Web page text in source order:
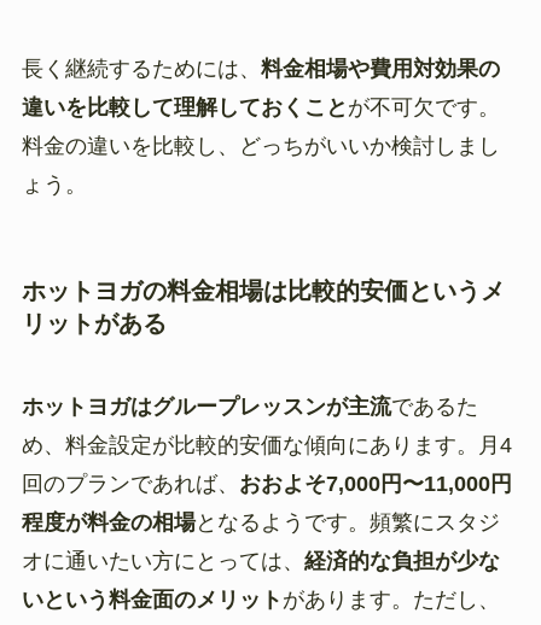
長く継続するためには、 料金相場や費用対効果の
違いを比較して理解しておくこと が不可欠です。
料金の違いを比較し、どっちがいいか検討しまし
ょう。
ホットヨガの料金相場は比較的安価というメ
リットがある
ホットヨガはグループレッスンが主流であるた
め、料金設定が比較的安価な傾向にあります。月4
回のプランであれば、 おおよそ7,000円〜11,000円
程度が料金の相場となるようです。頻繁にスタジ
オに通いたい方にとっては、 経済的な負担が少な
いという料金面のメリット があります。ただし、